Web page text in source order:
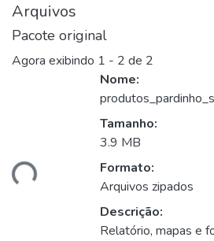
Arquivos
Pacote original
Agora exibindo 1 - 2 de 2
Nome:
Tamanho:
3.9 MB
Formato:
Arquivos zipados
Descrição:
Relatório, mapas e